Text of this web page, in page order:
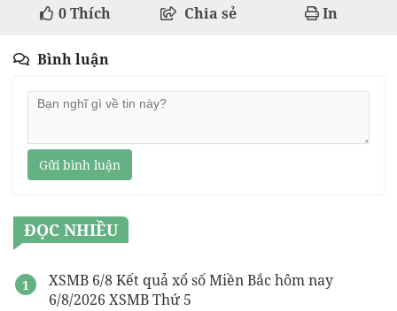
0Thích Chia sẻ In
Bình luận
Gửi bình luận
ĐỌC NHIỀU
XSMB 6/8 Kết quả xổ số Miền Bắc hôm nay
6/8/2026 XSMB Thứ 5